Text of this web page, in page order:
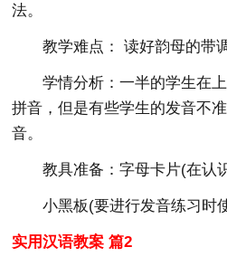
法。
教学难点： 读好韵母的带调
学情分析：一半的学生在上
拼音，但是有些学生的发音不
音。
教具准备：字母卡片(在认
小黑板(要进行发音练习时
实用汉语教案 篇2